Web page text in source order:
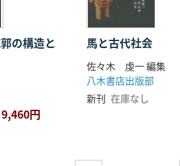
文禄・慶長年間築城の考古学的
の構造と
9,460円
馬と古代社会
佐々木 虔一 編集
八木書店出版部
新刊 在庫なし